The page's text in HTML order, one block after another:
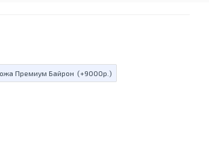
Премиум Байрон (+9000р.)